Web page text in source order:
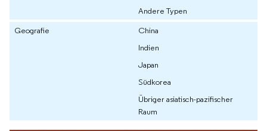
Andere Typen
Geografie
China
Indien
Japan
Südkorea
Übriger asiatisch-pazifischer
Raum